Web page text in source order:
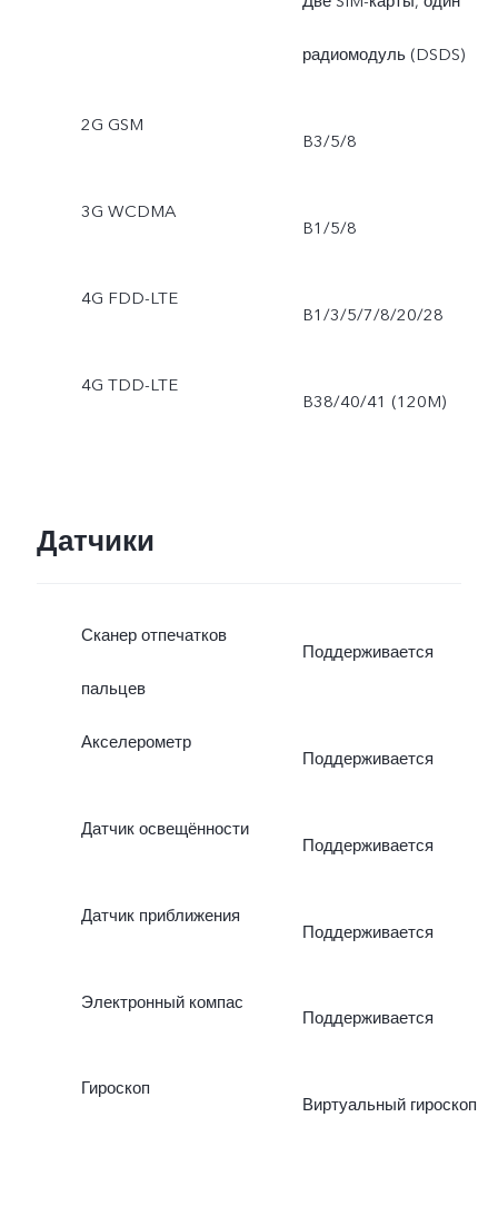
радиомодуль (DSDS)
2G GSM
B3/5/8
3G WCDMA
B1/5/8
4G FDD-LTE
B1/3/5/7/8/20/28
4G TDD-LTE
B38/40/41 (120M)
Датчики
Сканер отпечатков
пальцев
Поддерживается
Акселерометр
Поддерживается
Датчик освещённости
Поддерживается
Датчик приближения
Поддерживается
Электронный компас
Поддерживается
Гироскоп
Виртуальный гироскоп